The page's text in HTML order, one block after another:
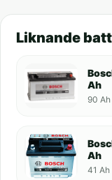
Liknande
Ah
90 Ah
Ah
41 Ah